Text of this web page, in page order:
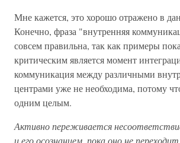
Мне кажется, это хорошо отражено в
Конечно, фраза "внутренняя
совсем правильна, так как примеры
критическим является момент
коммуникация между различными
центрами уже не необходима, потому
одним целым.
Активно переживается
и его осознанием, пока оно не